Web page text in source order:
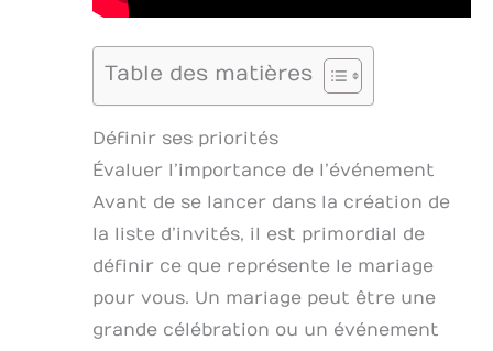
Table des matières
Définir ses priorités
Évaluer l’importance de l’événement
Avant de se lancer dans la création de
la liste d’invités, il est primordial de
définir ce que représente le mariage
pour vous. Un mariage peut être une
grande célébration ou un événement